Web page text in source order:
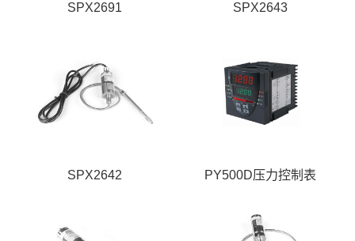
SPX2691 SPX2643
SPX2642 PY500D压力控制表